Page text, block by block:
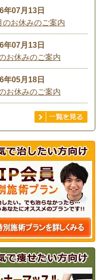
年07月13日
のお休みのご案内
年07月13日
お休みのご案内
年05月18日
お休みのご案内